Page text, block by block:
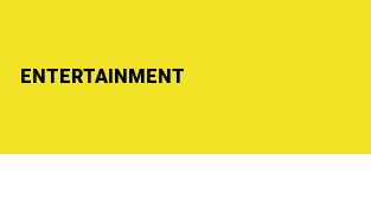
ENTERTAINMENT